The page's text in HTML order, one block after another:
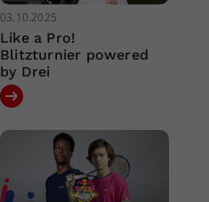
03.10.2025
Like a Pro!
Blitzturnier powered
by Drei